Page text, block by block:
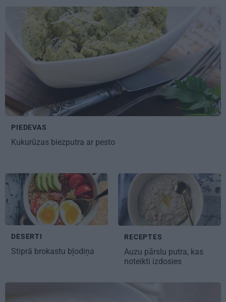
PIEDEVAS
Kukurūzas biezputra ar pesto
DESERTI
Stiprā brokastu bļodiņa
RECEPTES
Auzu pārslu putra, kas
noteikti izdosies